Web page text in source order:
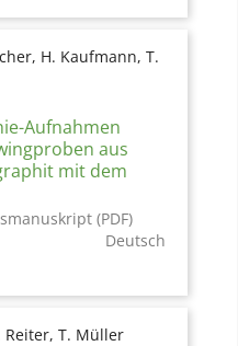
H. Kaufmann, T.
Aufnahmen
aus
mit dem
(PDF)
Deutsch
Reiter, T. Müller